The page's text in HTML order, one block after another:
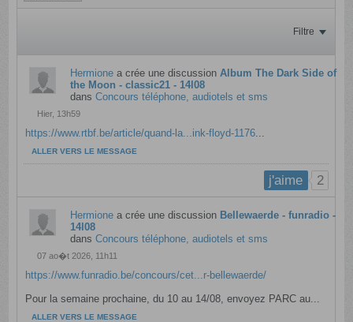
Filtre
Hermione a crée une discussionAlbum The Dark Side of
the Moon - classic21 - 14l08
dansConcours téléphone, audiotels et sms
Hier, 13h59
https://www.rtbf.be/article/quand-la...ink-floyd-1176...
ALLER VERS LE MESSAGE
j'aime 2
Hermione a crée une discussion Bellewaerde - funradio -
14l08
dansConcours téléphone, audiotels et sms
07 ao�t 2026, 11h11
https://www.funradio.be/concours/cet...r-bellewaerde/
Pour la semaine prochaine, du 10 au 14/08, envoyez PARC au...
ALLER VERS LE MESSAGE